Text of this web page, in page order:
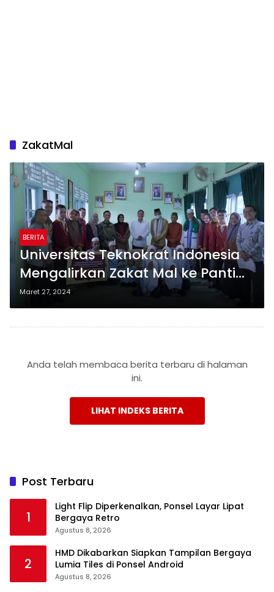
ZakatMal
BERITA
Universitas Teknokrat Indonesia
Mengalirkan Zakat Mal ke Panti
Asuhan Mulya Pusat
Maret 27, 2024
Anda telah membaca berita terbaru di halaman
ini.
LIHAT INDEKS BERITA
Post Terbaru
1
Light Flip Diperkenalkan, Ponsel Layar Lipat
Bergaya Retro
Agustus 8, 2026
2
HMD Dikabarkan Siapkan Tampilan Bergaya
Lumia Tiles di Ponsel Android
Agustus 8, 2026